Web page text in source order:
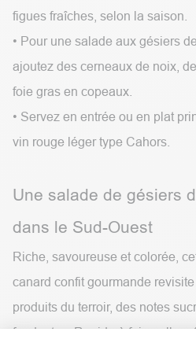
figues fraîches, selon la saison.
• Pour une salade aux gésiers
ajoutez des cerneaux de noix,
foie gras en copeaux.
• Servez en entrée ou en plat
vin rouge léger type Cahors.
Une salade de gésiers
dans le Sud-Ouest
Riche, savoureuse et colorée,
canard confit gourmande
produits du terroir, des notes
fondantes. Rapide à faire, elle